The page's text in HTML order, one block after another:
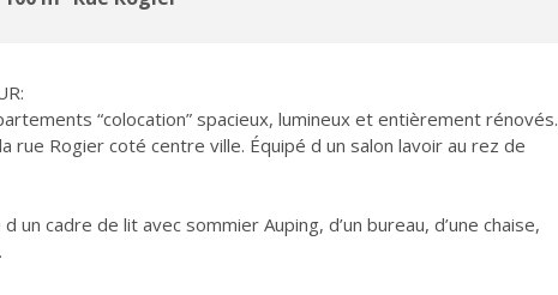
“colocation” spacieux, lumineux et entièrement rénovés.
rue Rogier coté centre ville. Équipé d un salon lavoir au rez de
un cadre de lit avec sommier Auping, d’un bureau, d’une chaise,